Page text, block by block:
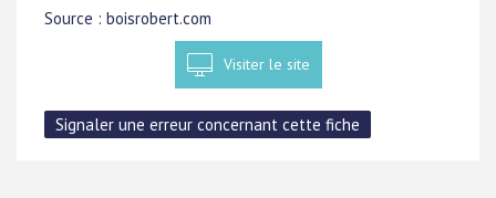
Source : boisrobert.com
Visiter le site